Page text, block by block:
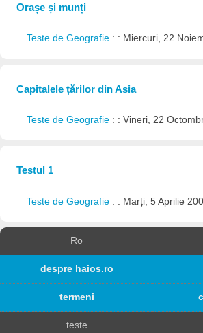
Orașe și munți
Teste de Geografie : : Miercuri, 22
Capitalele țărilor din Asia
Teste de Geografie : : Vineri, 22
Testul 1
Teste de Geografie : : Marți, 5 Aprilie
Ro
despre haios.ro
termeni
teste